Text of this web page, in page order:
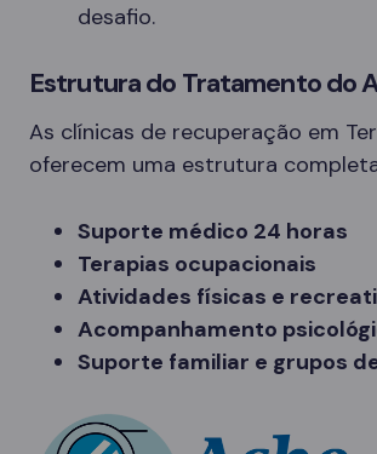
desafio.
Estrutura do Tratamento do
As clínicas de recuperação em
oferecem uma estrutura
Suporte médico 24 horas
Terapias ocupacionais
Atividades físicas e
Acompanhamento
Suporte familiar e grupos